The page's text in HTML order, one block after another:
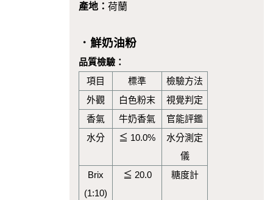
產地： 荷蘭
．鮮奶油粉
品質檢驗：
項目
標準
檢驗方法
外觀
白色粉末
視覺判定
香氣
牛奶香氣
官能評鑑
水分
≦ 10.0%
水分測定
儀
Brix
(1:10)
≦ 20.0 糖度計